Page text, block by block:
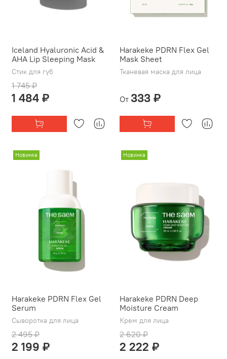
Iceland Hyaluronic Acid &
AHA Lip Sleeping Mask
Стик для губ
1 745 ₽
1 484 ₽
Harakeke PDRN Flex Gel
Mask Sheet
Тканевая маска для лица
От 333 ₽
Новинка
Harakeke PDRN Flex Gel
Serum
Сыворотка для лица
2 495 ₽
2 199 ₽
Новинка
Harakeke PDRN Deep
Moisture Cream
Крем для лица
2 620 ₽
2 222 ₽